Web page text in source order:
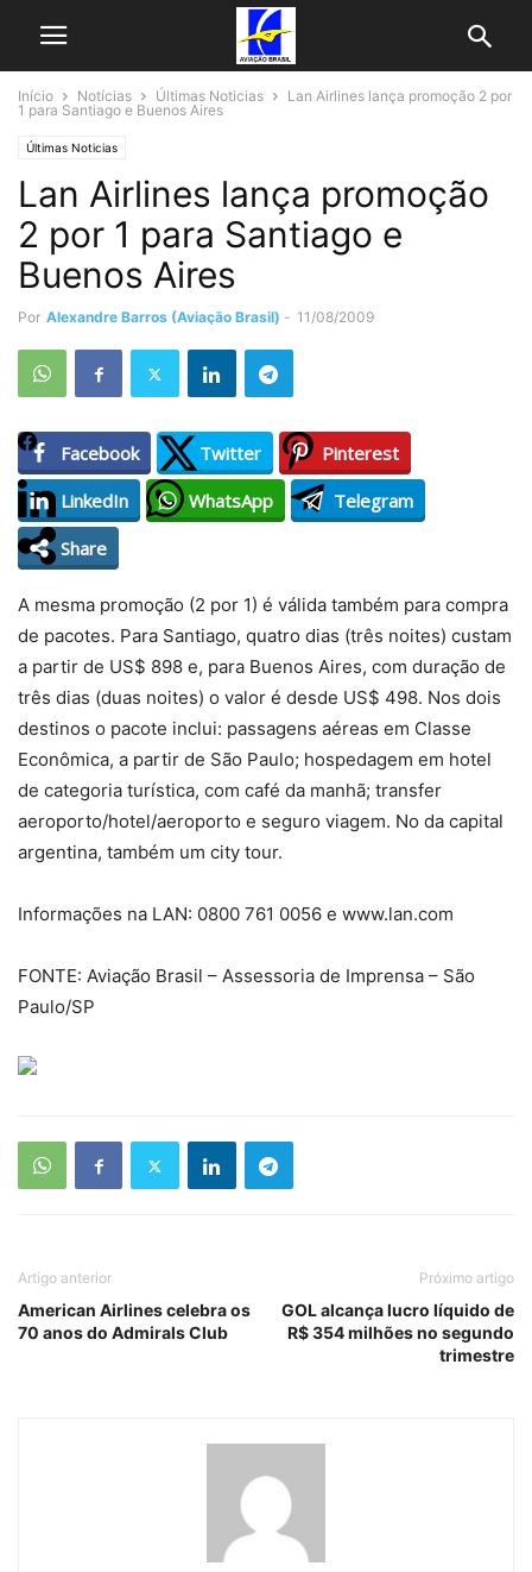
Início Notícias Últimas Noticias
Lan Airlines lança promoção 2 por
1 para Santiago e Buenos Aires
Últimas Noticias
Lan Airlines lança promoção
2 por 1 para Santiago e
Buenos Aires
Por Alexandre Barros (Aviação Brasil) - 11/08/2009
Facebook Twitter
Pinterest
LinkedIn
WhatsApp
Telegram
Share
A mesma promoção (2 por 1) é válida também para compra
de pacotes. Para Santiago, quatro dias (três noites) custam
a partir de US$ 898 e, para Buenos Aires, com duração de
três dias (duas noites) o valor é desde US$ 498. Nos dois
destinos o pacote inclui: passagens aéreas em Classe
Econômica, a partir de São Paulo; hospedagem em hotel
de categoria turística, com café da manhã; transfer
aeroporto/hotel/aeroporto e seguro viagem. No da capital
argentina, também um city tour.
Informações na LAN: 0800 761 0056 e www.lan.com
FONTE: Aviação Brasil – Assessoria de Imprensa – São
Paulo/SP
Artigo anterior
American Airlines celebra os
70 anos do Admirals Club
Próximo artigo
GOL alcança lucro líquido de
R$ 354 milhões no segundo
trimestre